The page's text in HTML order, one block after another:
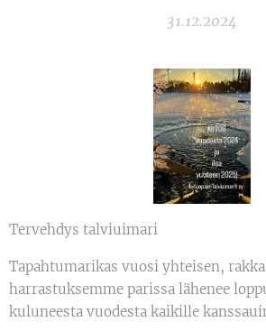
31.12.2024
Tervehdys talviuimari
Tapahtumarikas vuosi yhteisen,
harrastuksemme parissa lähenee
kuluneesta vuodesta kaikille